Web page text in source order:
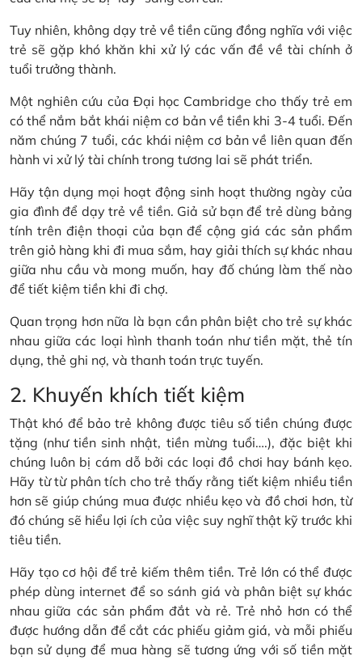
Tuy nhiên, không dạy trẻ về tiền cũng đồng nghĩa với việc
trẻ sẽ gặp khó khăn khi xử lý các vấn đề về tài chính ở
tuổi trưởng thành.
Một nghiên cứu của Đại học Cambridge cho thấy trẻ em
có thể nắm bắt khái niệm cơ bản về tiền khi 3-4 tuổi. Đến
năm chúng 7 tuổi, các khái niệm cơ bản về liên quan đến
hành vi xử lý tài chính trong tương lai sẽ phát triển.
Hãy tận dụng mọi hoạt động sinh hoạt thường ngày của
gia đình để dạy trẻ về tiền. Giả sử bạn để trẻ dùng bảng
tính trên điện thoại của bạn để cộng giá các sản phẩm
trên giỏ hàng khi đi mua sắm, hay giải thích sự khác nhau
giữa nhu cầu và mong muốn, hay đố chúng làm thế nào
để tiết kiệm tiền khi đi chợ.
Quan trọng hơn nữa là bạn cần phân biệt cho trẻ sự khác
nhau giữa các loại hình thanh toán như tiền mặt, thẻ tín
dụng, thẻ ghi nợ, và thanh toán trực tuyến.
2. Khuyến khích tiết kiệm
Thật khó để bảo trẻ không được tiêu số tiền chúng được
tặng (như tiền sinh nhật, tiền mừng tuổi….), đặc biệt khi
chúng luôn bị cám dỗ bởi các loại đồ chơi hay bánh kẹo.
Hãy từ từ phân tích cho trẻ thấy rằng tiết kiệm nhiều tiền
hơn sẽ giúp chúng mua được nhiều kẹo và đồ chơi hơn, từ
đó chúng sẽ hiểu lợi ích của việc suy nghĩ thật kỹ trước khi
tiêu tiền.
Hãy tạo cơ hội để trẻ kiếm thêm tiền. Trẻ lớn có thể được
phép dùng internet để so sánh giá và phân biệt sự khác
nhau giữa các sản phẩm đắt và rẻ. Trẻ nhỏ hơn có thể
được hướng dẫn để cắt các phiếu giảm giá, và mỗi phiếu
bạn sử dụng để mua hàng sẽ tương ứng với số tiền mặt